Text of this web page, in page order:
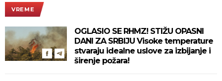
VREME
OGLASIO SE RHMZ! STIŽU OPASNI
DANI ZA SRBIJU Visoke temperature
stvaraju idealne uslove za izbijanje i
širenje požara!